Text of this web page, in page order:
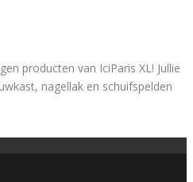
producten van IciParis XL! Jullie
nagellak en schuifspelden